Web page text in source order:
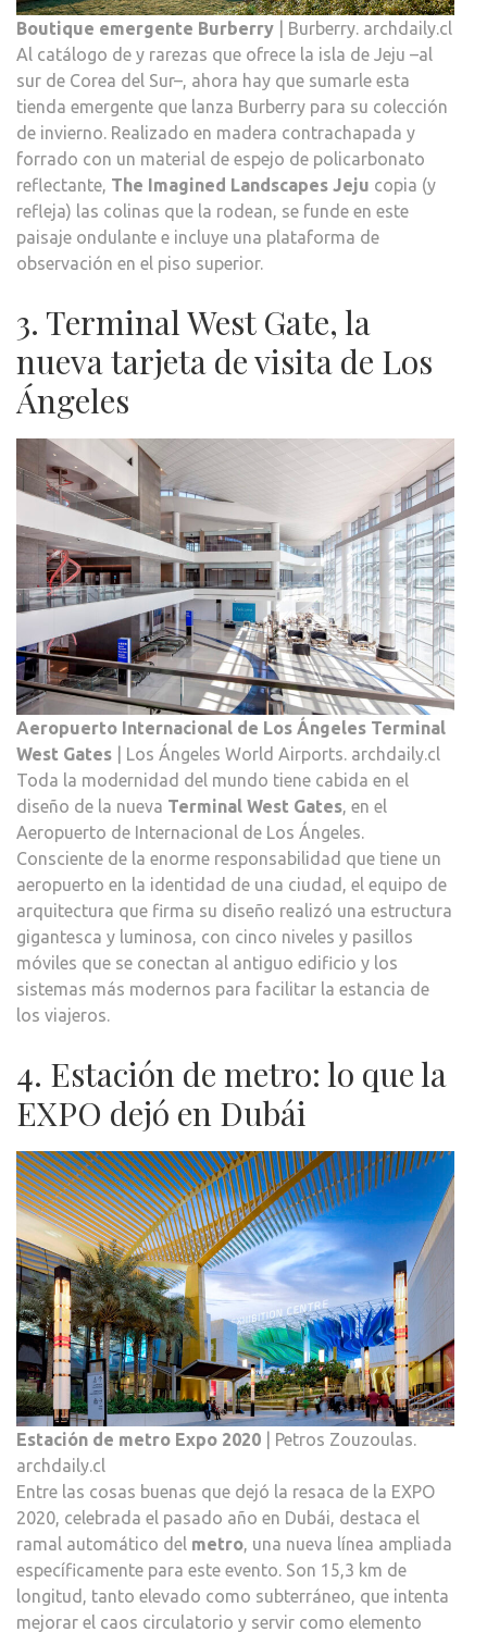
Boutique emergente Burberry | Burberry. archdaily.cl
Al catálogo de y rarezas que ofrece la isla de Jeju –al
sur de Corea del Sur–, ahora hay que sumarle esta
tienda emergente que lanza Burberry para su colección
de invierno. Realizado en madera contrachapada y
forrado con un material de espejo de policarbonato
reflectante, The Imagined Landscapes Jeju copia (y
refleja) las colinas que la rodean, se funde en este
paisaje ondulante e incluye una plataforma de
observación en el piso superior.
3. Terminal West Gate, la
nueva tarjeta de visita de Los
Ángeles
Aeropuerto Internacional de Los Ángeles Terminal
West Gates | Los Ángeles World Airports. archdaily.cl
Toda la modernidad del mundo tiene cabida en el
diseño de la nueva Terminal West Gates, en el
Aeropuerto de Internacional de Los Ángeles.
Consciente de la enorme responsabilidad que tiene un
aeropuerto en la identidad de una ciudad, el equipo de
arquitectura que firma su diseño realizó una estructura
gigantesca y luminosa, con cinco niveles y pasillos
móviles que se conectan al antiguo edificio y los
sistemas más modernos para facilitar la estancia de
los viajeros.
4. Estación de metro: lo que la
EXPO dejó en Dubái
Estación de metro Expo 2020 | Petros Zouzoulas.
archdaily.cl
Entre las cosas buenas que dejó la resaca de la EXPO
2020, celebrada el pasado año en Dubái, destaca el
ramal automático del metro, una nueva línea ampliada
específicamente para este evento. Son 15,3 km de
longitud, tanto elevado como subterráneo, que intenta
mejorar el caos circulatorio y servir como elemento